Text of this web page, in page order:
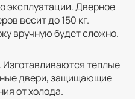
эксплуатации. Дверное
весит до 150 кг.
вручную будет сложно.
теплые
двери, защищающие
от холода.